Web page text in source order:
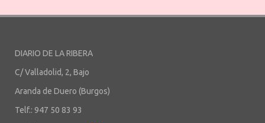
DIARIO DE LA RIBERA
C/ Valladolid, 2, Bajo
Aranda de Duero (Burgos)
Telf.: 947 50 83 93